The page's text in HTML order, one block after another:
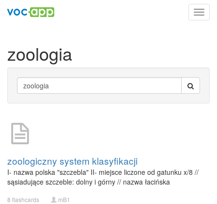
zoologia
zoologiczny system klasyfikacji
I- nazwa polska "szczebla" II- miejsce liczone od gatunku x/8 //
sąsiadujące szczeble: dolny i górny // nazwa łacińska
8 flashcards mB1